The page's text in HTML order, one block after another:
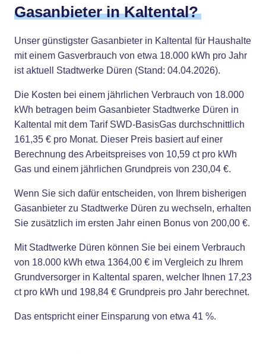
Gasanbieter in Kaltental?
Unser günstigster Gasanbieter in Kaltental für Haushalte
mit einem Gasverbrauch von etwa 18.000 kWh pro Jahr
ist aktuell Stadtwerke Düren (Stand: 04.04.2026).
Die Kosten bei einem jährlichen Verbrauch von 18.000
kWh betragen beim Gasanbieter Stadtwerke Düren in
Kaltental mit dem Tarif SWD-BasisGas durchschnittlich
161,35 € pro Monat. Dieser Preis basiert auf einer
Berechnung des Arbeitspreises von 10,59 ct pro kWh
Gas und einem jährlichen Grundpreis von 230,04 €.
Wenn Sie sich dafür entscheiden, von Ihrem bisherigen
Gasanbieter zu Stadtwerke Düren zu wechseln, erhalten
Sie zusätzlich im ersten Jahr einen Bonus von 200,00 €.
Mit Stadtwerke Düren können Sie bei einem Verbrauch
von 18.000 kWh etwa 1364,00 € im Vergleich zu Ihrem
Grundversorger in Kaltental sparen, welcher Ihnen 17,23
ct pro kWh und 198,84 € Grundpreis pro Jahr berechnet.
Das entspricht einer Einsparung von etwa 41 %.